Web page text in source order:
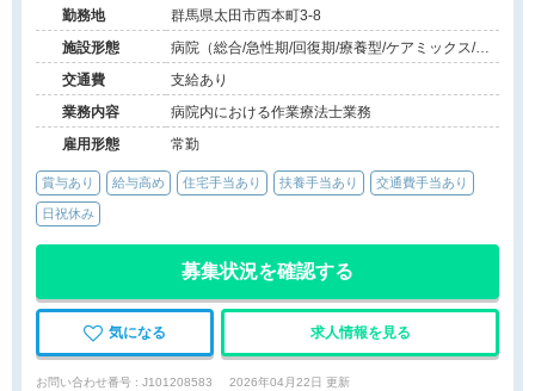
勤務地
群馬県太田市西本町3-8
施設形態
病院（総合/急性期/回復期/療養型/ケアミックス/外
来）、その他（その他）
交通費
支給あり
業務内容
病院内における作業療法士業務
雇用形態
常勤
賞与あり 給与高め 住宅手当あり 扶養手当あり 交通費手当あり
日祝休み
募集状況を確認する
気になる 求人情報を見る
お問い合わせ番号 : J101208583 2026年04月22日 更新